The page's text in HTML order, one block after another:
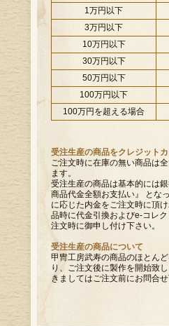
1万円以下
3万円以下
10万円以下
30万円以下
50万円以下
100万円以下
100万円を超える場合
受注生産の商品をクレジット
ご注文時に在庫の無い商品は
ます。
受注生産の商品は基本的には
商品代金全額お支払い』 とな
に応じた内金をご注文時に頂
品時に代金引換およびe-コレ
注文時に御申し付け下さい。
受注生産の商品について
甲冑工房武寿の商品のほとん
り、ご注文後に製作を開始致
きましてはご注文前にお問合